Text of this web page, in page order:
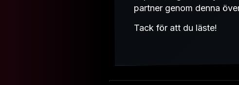
partner genom denna
Tack för att du läste!